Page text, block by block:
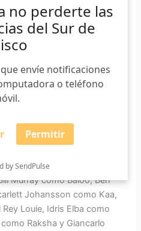
no perderte las
del Sur de
envíe notificaciones
o teléfono
Permitir
by SendPulse
ahora de la nueva
basada en la obra del mismo
productora ha tratado de
contratando a Jon Favreau
ramillete de estrellas para el
Murray como Baloo, Ben
Johansson como Kaa,
Louie, Idris Elba como
Raksha y Giancarlo